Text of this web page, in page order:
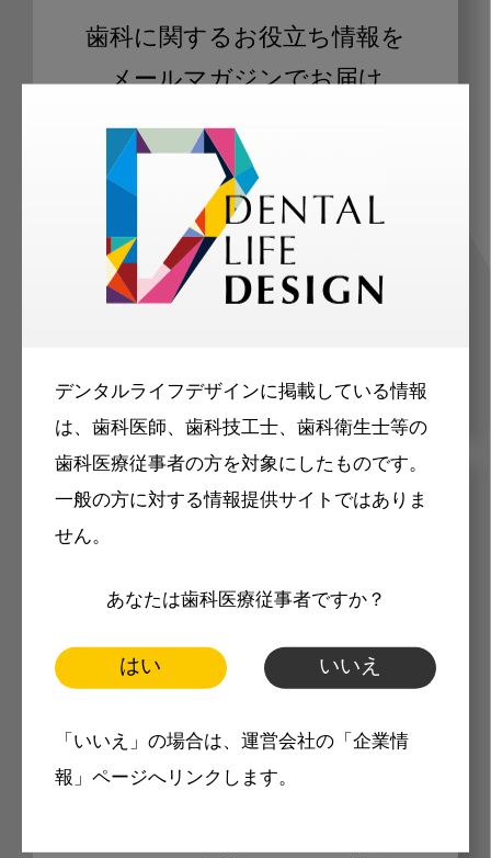
デンタルライフデザインに掲載している情報
は、歯科医師、歯科技工士、歯科衛生士等の
歯科医療従事者の方を対象にしたものです。
一般の方に対する情報提供サイトではありま
せん。
あなたは歯科医療従事者ですか？
はい いいえ
「いいえ」の場合は、運営会社の「企業情
報」ページへリンクします。
歯科に関するお役立ち情報を
メールマガジンでお届け
ご登録いただいた職種（歯科医師、歯
科衛生士、歯科技工士）に合わせた内
容のメールマガジンをお届けします。
メリット
製品価格も閲覧可能